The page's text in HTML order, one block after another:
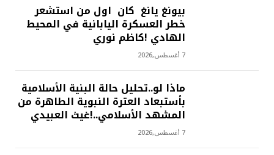
بيونغ يانغ كان اول من استشعر
خطر العسكرة اليابانية في المحيط
الهادي !كاظم نوري
7 أغسطس,2026
ماذا لو..تحليل حالة البنية الأسلامية
بأستبعاد العترة النبوية الطاهرة من
المشهد الأسلامي..!غيث العبيدي
7 أغسطس,2026